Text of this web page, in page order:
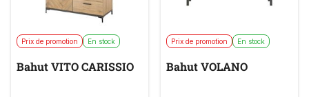
Prix de promotion En stock
Bahut VITO CARISSIO
Prix de promotion En stock
Bahut VOLANO